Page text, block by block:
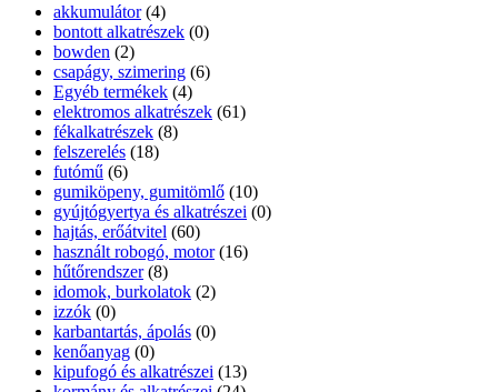
akkumulátor (4)
bontott alkatrészek (0)
bowden (2)
csapágy, szimering (6)
Egyéb termékek (4)
elektromos alkatrészek (61)
fékalkatrészek (8)
felszerelés (18)
futómű (6)
gumiköpeny, gumitömlő (10)
gyújtógyertya és alkatrészei (0)
hajtás, erőátvitel (60)
használt robogó, motor (16)
hűtőrendszer (8)
idomok, burkolatok (2)
izzók (0)
karbantartás, ápolás (0)
kenőanyag (0)
kipufogó és alkatrészei (13)